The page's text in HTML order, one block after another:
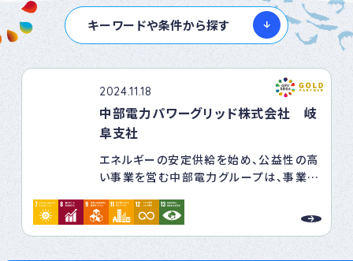
キーワードや条件から探す
2024.11.18
中部電力パワーグリッド株式会社 岐
阜支社
エネルギーの安定供給を始め、公益性の高
い事業を営む中部電力グループは、事業活
Corporate Social Responsibility）
を果たすことで、ステークホルダーの皆さ